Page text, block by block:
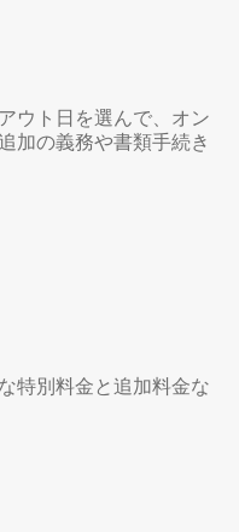
ウト日を選んで、オン
加の義務や書類手続き
特別料金と追加料金な